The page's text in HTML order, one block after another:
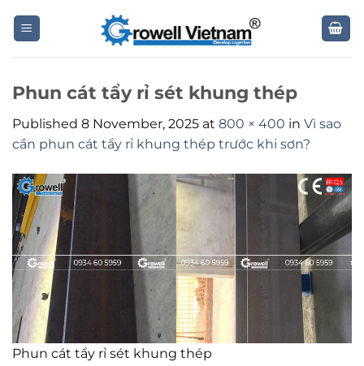
Phun cát tẩy rỉ sét khung thép
Published 8 November, 2025 at 800 × 400 in Vì sao
cần phun cát tẩy rỉ khung thép trước khi sơn?
Phun cát tẩy rỉ sét khung thép